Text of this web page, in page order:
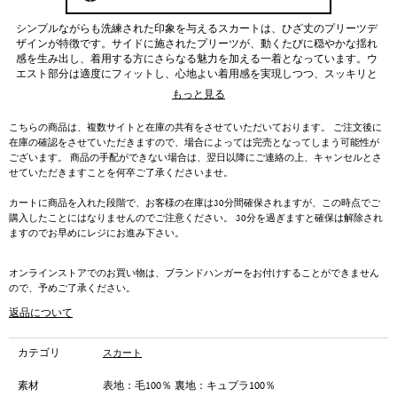
シンプルながらも洗練された印象を与えるスカートは、ひざ丈のプリーツデ
ザインが特徴です。サイドに施されたプリーツが、動くたびに穏やかな揺れ
感を生み出し、着用する方にさらなる魅力を加える一着となっています。ウ
エスト部分は適度にフィットし、心地よい着用感を実現しつつ、スッキリと
したシルエットをキープします。落ち着いたカラーリングは、トップスやア
もっと見る
こちらの商品は、複数サイトと在庫の共有をさせていただいております。 ご注文後に
在庫の確認をさせていただきますので、場合によっては完売となってしまう可能性が
ございます。 商品の手配ができない場合は、翌日以降にご連絡の上、キャンセルとさ
せていただきますことを何卒ご了承くださいませ。
カートに商品を入れた段階で、お客様の在庫は30分間確保されますが、この時点でご
購入したことにはなりませんのでご注意ください。 30分を過ぎますと確保は解除され
ますのでお早めにレジにお進み下さい。
オンラインストアでのお買い物は、ブランドハンガーをお付けすることができません
ので、予めご了承ください。
返品について
カテゴリ スカート
素材
表地：毛100％ 裏地：キュプラ100％